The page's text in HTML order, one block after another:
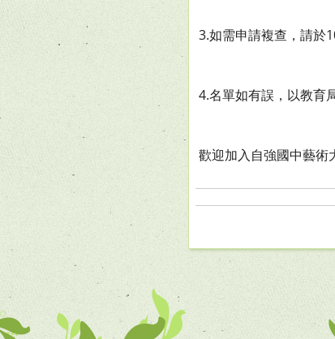
3.如需申請複查，請於
4.名單如有誤，以教育
歡迎加入自強國中藝術